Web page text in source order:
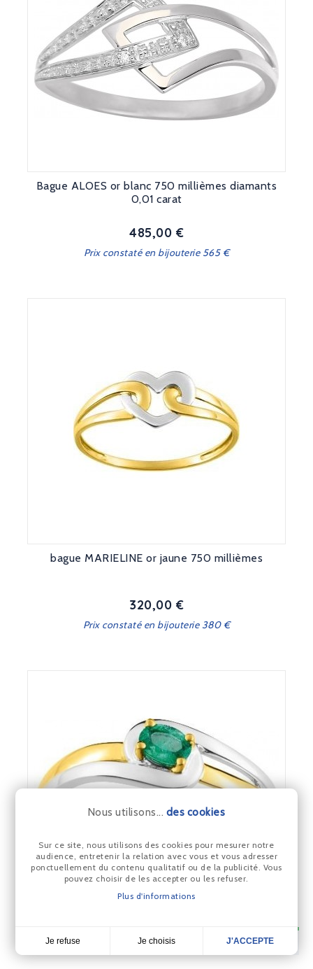
4,7
Bague ALOES or blanc 750 millièmes diamants
0,01 carat
Prix
485,00 €
Prix constaté en bijouterie 565 €
bague MARIELINE or jaune 750 millièmes
Prix
320,00 €
Prix constaté en bijouterie 380 €
Nous utilisons... des cookies
Sur ce site, nous utilisons des cookies pour mesurer notre
audience, entretenir la relation avec vous et vous adresser
ponctuellement du contenu qualitatif ou de la publicité. Vous
pouvez choisir de les accepter ou les refuser.
Plus d'informations
Je refuse Je choisis J'ACCEPTE